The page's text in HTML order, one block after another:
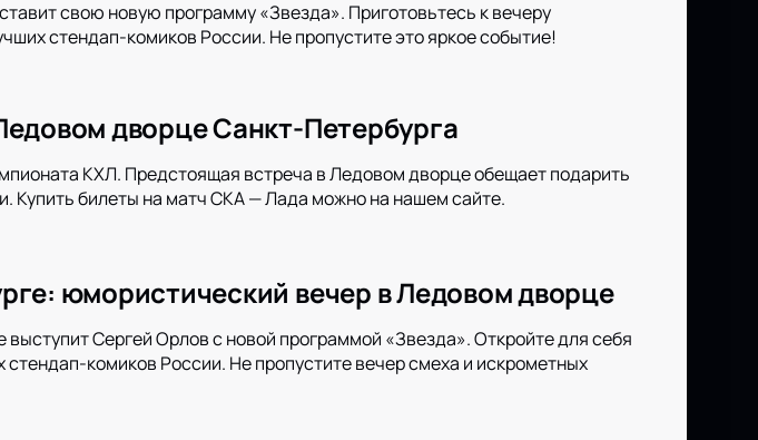
свою новую программу «Звезда». Приготовьтесь к вечеру
стендап-комиков России. Не пропустите это яркое событие!
дворце Санкт-Петербурга
КХЛ. Предстоящая встреча в Ледовом дворце обещает подарить
Купить билеты на матч СКА — Лада можно на нашем сайте.
юмористический вечер в Ледовом дворце
Сергей Орлов с новой программой «Звезда». Откройте для себя
комиков России. Не пропустите вечер смеха и искрометных